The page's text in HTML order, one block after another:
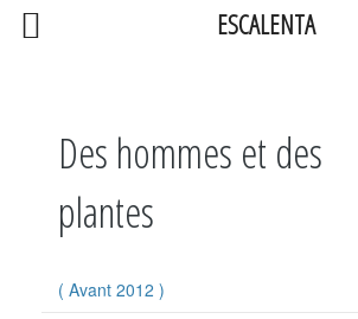
Des hommes et des
plantes
( Avant 2012 )
ESCALENTA